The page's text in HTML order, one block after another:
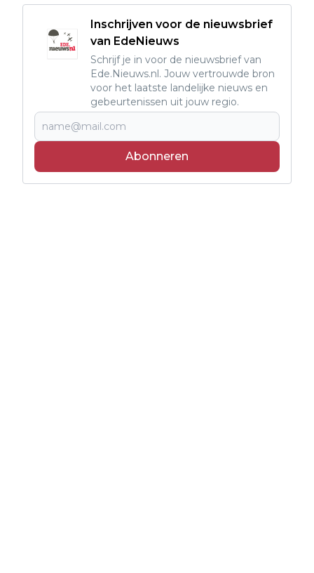
Inschrijven voor de nieuwsbrief
van EdeNieuws
Schrijf je in voor de nieuwsbrief van
Ede.Nieuws.nl. Jouw vertrouwde bron
voor het laatste landelijke nieuws en
gebeurtenissen uit jouw regio.
Abonneren